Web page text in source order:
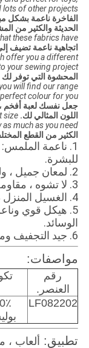
of other projects.
الفاخرة ناعمة بشكل
الحديثة والكثير من
these fabrics have.
اتجاهية ناعمة تضيف
offer you a different
your sewing project.
المحشوة التي توفر
will find our range
colour for you.
جعل نفسك لعبة أفخم
اللون المثالي لك. size
much as you need.
الكثير من القطع
1. ناعمة
للبشرة.
2. لمعان جميل ، ولون بيج لطيف ، وصبغ باستيل مشرق.
3. لا تشوه ، مقاومة التآكل ومقاومة كيميائية جيدة.
4. الغسيل المنزل دائم وسهلة التنظيف.
5. هيكل قوي
الوسائد.
6. جيد التجفيف ومقاومة التجاعيد.
مواصفات:
رقم
العنصر.
LF082202
تطبيق: ألعاب